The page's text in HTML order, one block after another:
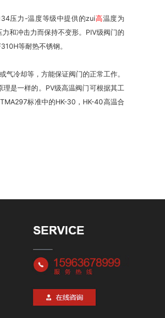
压力-温度等级中提供的zui高温度为
和冲击力而保持不变形。PⅣ级阀门的
等耐热不锈钢。
冷却等，方能保证阀门的正常工作。
是一样的。PⅤ级高温阀门可根据其工
标准中的HK-30，HK-40高温合